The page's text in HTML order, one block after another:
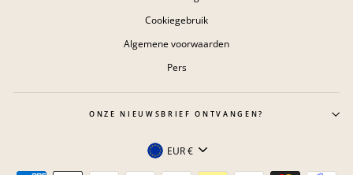
Cookiegebruik
Algemene voorwaarden
Pers
ONZE NIEUWSBRIEF ONTVANGEN?
Valuta
EUR €